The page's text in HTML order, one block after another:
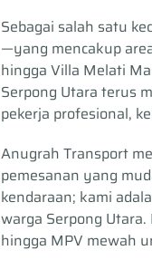
Sebagai salah satu
—yang mencakup
hingga Villa Melati
Serpong Utara terus
pekerja profesional,
Anugrah Transport
pemesanan yang
kendaraan; kami
warga Serpong
hingga MPV mewah